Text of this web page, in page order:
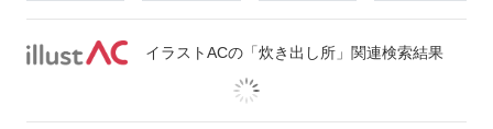
イラストACの「炊き出し所」関連検索結果